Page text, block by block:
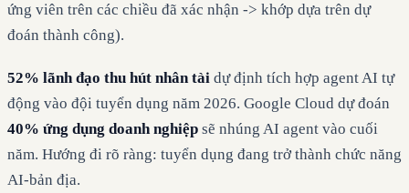
ứng viên trên các chiều đã xác nhận -> khớp dựa trên dự
đoán thành công).
52% lãnh đạo thu hút nhân tài dự định tích hợp agent AI tự
động vào đội tuyển dụng năm 2026. Google Cloud dự đoán
40% ứng dụng doanh nghiệp sẽ nhúng AI agent vào cuối
năm. Hướng đi rõ ràng: tuyển dụng đang trở thành chức năng
AI-bản địa.